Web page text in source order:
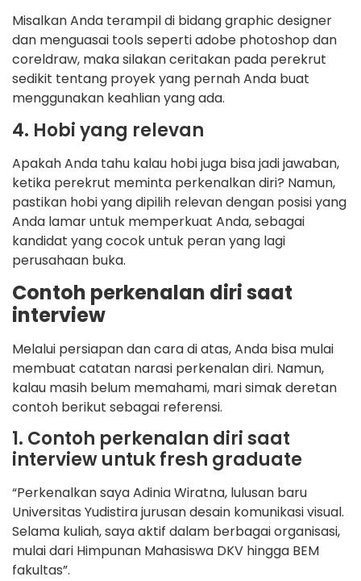
Misalkan Anda terampil di bidang graphic designer
dan menguasai tools seperti adobe photoshop dan
coreldraw, maka silakan ceritakan pada perekrut
sedikit tentang proyek yang pernah Anda buat
menggunakan keahlian yang ada.
4. Hobi yang relevan
Apakah Anda tahu kalau hobi juga bisa jadi jawaban,
ketika perekrut meminta perkenalkan diri? Namun,
pastikan hobi yang dipilih relevan dengan posisi yang
Anda lamar untuk memperkuat Anda, sebagai
kandidat yang cocok untuk peran yang lagi
perusahaan buka.
Contoh perkenalan diri saat
interview
Melalui persiapan dan cara di atas, Anda bisa mulai
membuat catatan narasi perkenalan diri. Namun,
kalau masih belum memahami, mari simak deretan
contoh berikut sebagai referensi.
1. Contoh perkenalan diri saat
interview untuk fresh graduate
“Perkenalkan saya Adinia Wiratna, lulusan baru
Universitas Yudistira jurusan desain komunikasi visual.
Selama kuliah, saya aktif dalam berbagai organisasi,
mulai dari Himpunan Mahasiswa DKV hingga BEM
fakultas”.